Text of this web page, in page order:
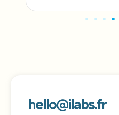
hello@ilabs.fr